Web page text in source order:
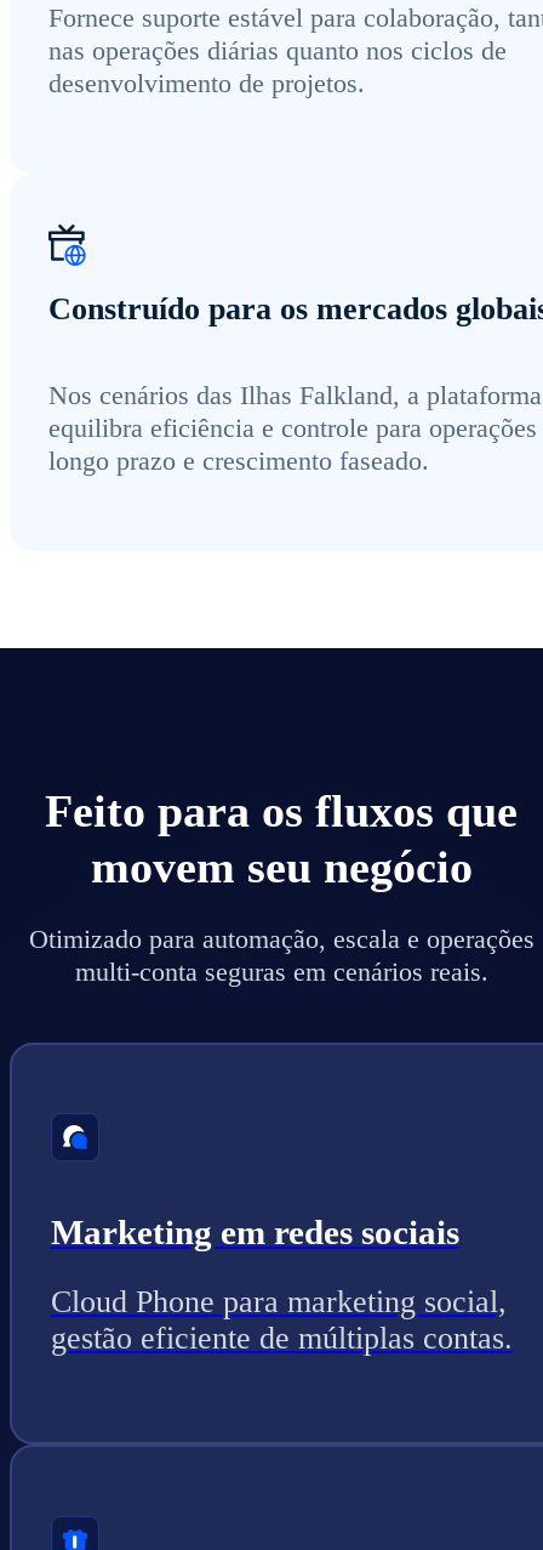
Fornece suporte estável para colaboração,
nas operações diárias quanto nos ciclos de
desenvolvimento de projetos.
Construído para os mercados
Nos cenários das Ilhas Falkland, a plataforma
equilibra eficiência e controle para operações
longo prazo e crescimento faseado.
Feito para os fluxos que
movem seu negócio
Otimizado para automação, escala e operações
multi-conta seguras em cenários reais.
Marketing em redes sociais
Cloud Phone para marketing social,
gestão eficiente de múltiplas contas.